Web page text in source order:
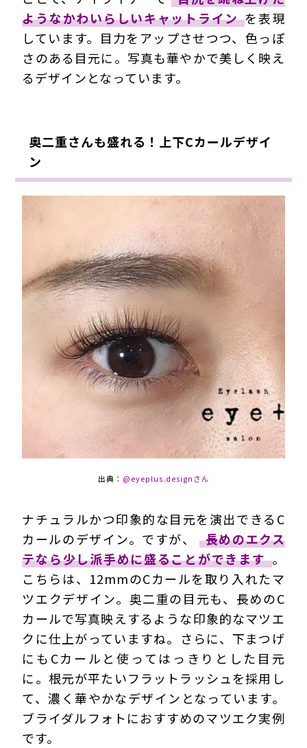
ようなかわいらしいキャットライン を表現
しています。目力をアップさせつつ、色っぽ
さのある目元に。写真も華やかで美しく映え
るデザインとなっています。
奥二重さんも盛れる！上下Cカールデザイ
ン
出典： @eyeplus.designさん
ナチュラルかつ印象的な目元を演出できるC
カールのデザイン。ですが、
長めのエクス
テなら少し派手めに盛ることができます 。
こちらは、12mmのCカールを取り入れたマ
ツエクデザイン。奥二重の目元も、長めのC
カールで写真映えするような印象的なマツエ
クに仕上がっていますね。さらに、下まつげ
にもCカールと使ってはっきりとした目元
に。根元が平たいフラットラッシュを採用し
て、濃く華やかなデザインとなっています。
ブライダルフォトにおすすめのマツエク実例
です。